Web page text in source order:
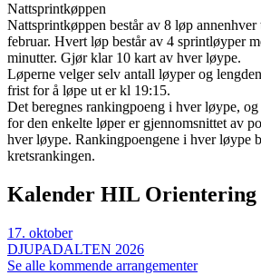
Nattsprintkøppen
Nattsprintkøppen består av 8 løp annenhver
februar. Hvert løp består av 4 sprintløyper
minutter. Gjør klar 10 kart av hver løype.
Løperne velger selv antall løyper og
frist for å løpe ut er kl 19:15.
Det beregnes rankingpoeng i hver løype,
for den enkelte løper er gjennomsnittet av
hver løype. Rankingpoengene i hver løype
kretsrankingen.
Kalender HIL Orientering
17. oktober
DJUPADALTEN 2026
Se alle kommende arrangementer